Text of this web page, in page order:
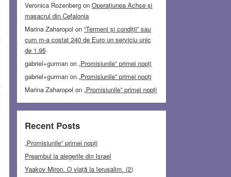
Veronica Rozenberg onOperațiunea Achse și
masacrul din Cefalonia
Marina Zaharopol on“Termeni și condiții” sau
cum m-a costat 240 de Euro un serviciu unic
de 1.95
gabriel+gurman on„Promisiunile” primei nopți
gabriel+gurman on„Promisiunile” primei nopți
Marina Zaharopol on„Promisiunile” primei nopți
Recent Posts
„Promisiunile” primei nopți
Preambul la alegerile din Israel
Yaakov Miron. O viață la Ierusalim. (2)